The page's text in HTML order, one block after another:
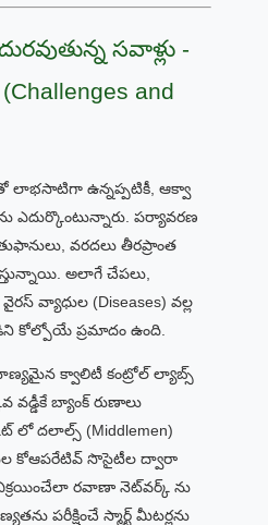
సవాళ్లు -
and
లాభసాటిగా ఉన్నప్పటికీ, ఆక్వా
ఎదుర్కొంటున్నారు. పర్యావరణ
వరదలు తీరప్రాంత
అలాగే చేపలు,
వ్యాధుల (Diseases) వల్ల
కోల్పోయే ప్రమాదం ఉంది.
క్వాలిటీ కంట్రోల్ ల్యాబ్స్
వడ్డీకే బ్యాంక్ రుణాలు
లో దలాల్స్ (Middlemen)
కోఆపరేటివ్ సొసైటీల ద్వారా
రవాణా నెట్‌వర్క్ ను
పరీక్షించే స్మార్ట్ మీటర్లను